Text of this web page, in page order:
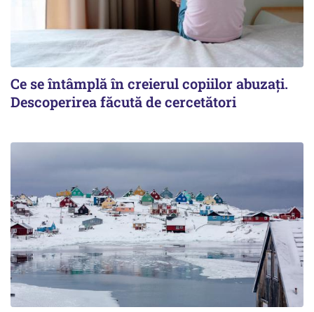
Ce se întâmplă în creierul copiilor abuzați.
Descoperirea făcută de cercetători